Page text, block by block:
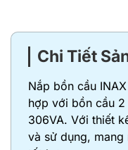
Chi Tiết
Nắp bồn cầu
hợp với bồn cầu
306VA. Với thiết
và sử dụng, mang